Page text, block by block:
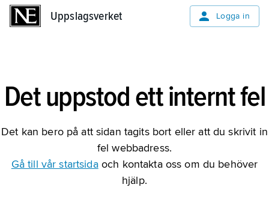
Uppslagsverket Logga in
Det uppstod ett internt fel
Det kan bero på att sidan tagits bort eller att du skrivit in
fel webbadress.
Gå till vår startsidaoch kontakta oss om du behöver
hjälp.